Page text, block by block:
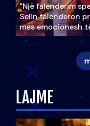
"Një falenderim
Selin falënderon
mes emocionesh
LAJME